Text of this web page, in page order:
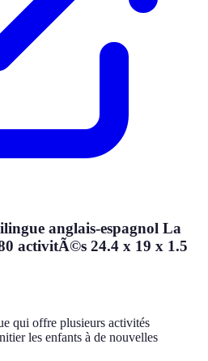
anglais-espagnol La
activitÃ©s 24.4 x 19 x 1.5
qui offre plusieurs activités
les enfants à de nouvelles